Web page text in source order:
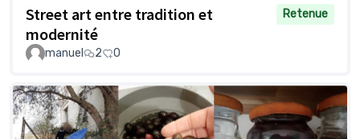
Street art entre tradition et
modernité
Retenue
manuel 2 0